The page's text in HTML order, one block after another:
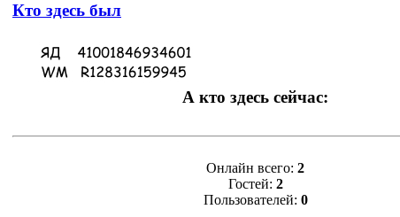
Кто здесь был
А кто здесь сейчас:
Онлайн всего: 2
Гостей: 2
Пользователей: 0